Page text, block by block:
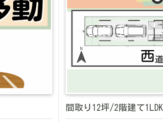
間取り12坪/2階建て1LDK